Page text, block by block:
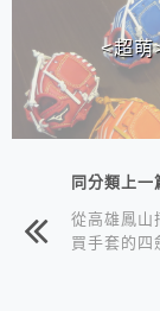
<超萌
同分類上一
從高雄鳳山
買手套的四